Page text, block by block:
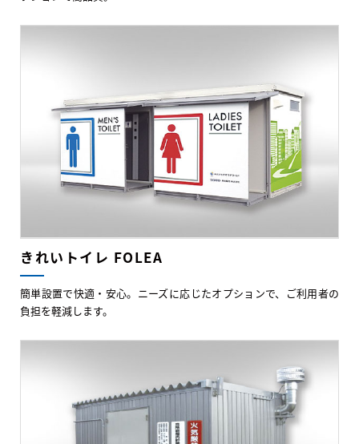
きれいトイレ FOLEA
簡単設置で快適・安心。ニーズに応じたオプションで、ご利用者の
負担を軽減します。